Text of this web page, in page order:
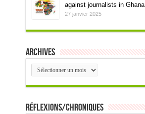
against journalists in Ghana
27 janvier 2025
Archives
Archives
Réflexions/Chroniques